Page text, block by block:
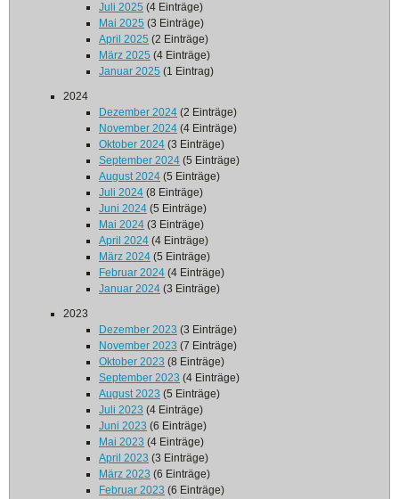
Juli 2025 (4 Einträge)
Mai 2025 (3 Einträge)
April 2025 (2 Einträge)
März 2025 (4 Einträge)
Januar 2025 (1 Eintrag)
2024
Dezember 2024 (2 Einträge)
November 2024 (4 Einträge)
Oktober 2024 (3 Einträge)
September 2024 (5 Einträge)
August 2024 (5 Einträge)
Juli 2024 (8 Einträge)
Juni 2024 (5 Einträge)
Mai 2024 (3 Einträge)
April 2024 (4 Einträge)
März 2024 (5 Einträge)
Februar 2024 (4 Einträge)
Januar 2024 (3 Einträge)
2023
Dezember 2023 (3 Einträge)
November 2023 (7 Einträge)
Oktober 2023 (8 Einträge)
September 2023 (4 Einträge)
August 2023 (5 Einträge)
Juli 2023 (4 Einträge)
Juni 2023 (6 Einträge)
Mai 2023 (4 Einträge)
April 2023 (3 Einträge)
März 2023 (6 Einträge)
Februar 2023 (6 Einträge)